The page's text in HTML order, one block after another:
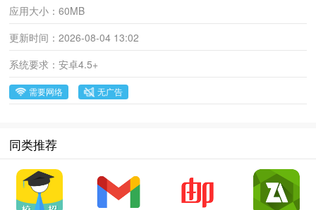
应用大小：60MB
更新时间：2026-08-04 13:02
系统要求：安卓4.5+
需要网络 无广告
同类推荐